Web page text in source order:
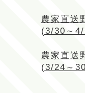
農家直送
(3/30～
農家直送
(3/24～